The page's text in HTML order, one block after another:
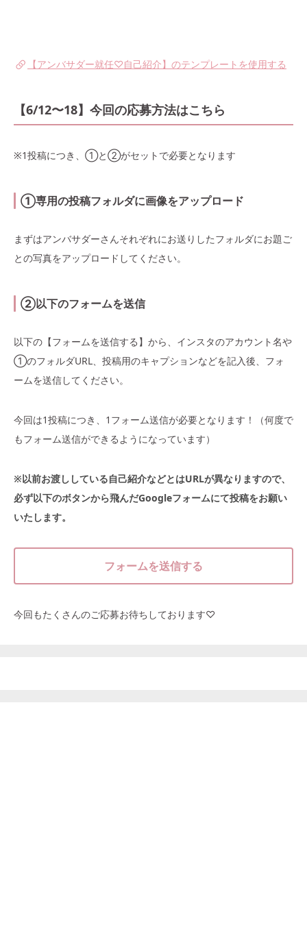
【アンバサダー就任♡自己紹介】のテンプレートを使用する
【6/12〜18】今回の応募方法はこちら
※1投稿につき、①と②がセットで必要となります
①専用の投稿フォルダに画像をアップロード
まずはアンバサダーさんそれぞれにお送りしたフォルダにお題ご
との写真をアップロードしてください。
②以下のフォームを送信
以下の【フォームを送信する】から、インスタのアカウント名や
①のフォルダURL、投稿用のキャプションなどを記入後、フォ
ームを送信してください。
今回は1投稿につき、1フォーム送信が必要となります！（何度で
もフォーム送信ができるようになっています）
※以前お渡ししている自己紹介などとはURLが異なりますので、
必ず以下のボタンから飛んだGoogleフォームにて投稿をお願い
いたします。
フォームを送信する
今回もたくさんのご応募お待ちしております♡